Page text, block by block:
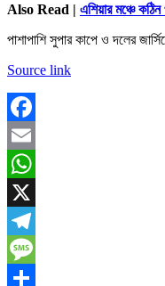
Also Read | এশিয়ার মঞ্চে
পাশাপাশি সুপার কাপে ও দলের
Source link
Facebook
Email
WhatsApp
X
Telegram
Message